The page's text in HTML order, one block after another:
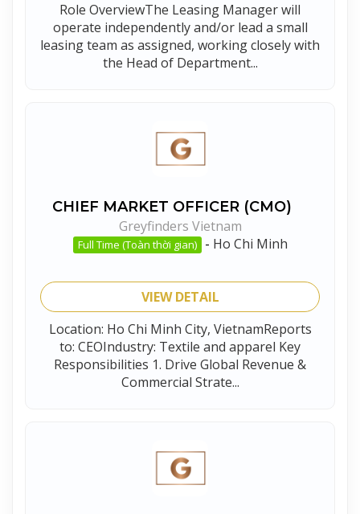
Role OverviewThe Leasing Manager will
operate independently and/or lead a small
leasing team as assigned, working closely with
the Head of Department...
CHIEF MARKET OFFICER (CMO)
Greyfinders Vietnam
Full Time (Toàn thời gian) - Ho Chi Minh
VIEW DETAIL
Location: Ho Chi Minh City, VietnamReports
to: CEOIndustry: Textile and apparel Key
Responsibilities 1. Drive Global Revenue &
Commercial Strate...